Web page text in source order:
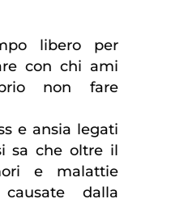
libero per
con chi ami
non fare
e ansia legati
sa che oltre il
e malattie
dalla